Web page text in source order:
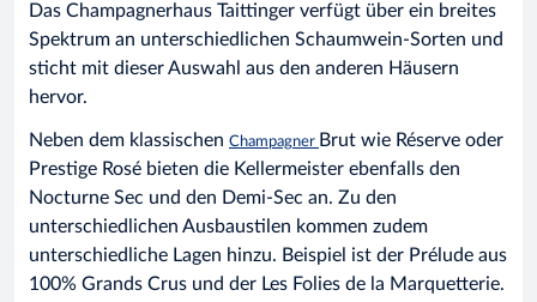
Das Champagnerhaus Taittinger verfügt über ein breites
Spektrum an unterschiedlichen Schaumwein-Sorten und
sticht mit dieser Auswahl aus den anderen Häusern
hervor.
Neben dem klassischen Champagner Brut wie Réserve oder
Prestige Rosé bieten die Kellermeister ebenfalls den
Nocturne Sec und den Demi-Sec an. Zu den
unterschiedlichen Ausbaustilen kommen zudem
unterschiedliche Lagen hinzu. Beispiel ist der Prélude aus
100% Grands Crus und der Les Folies de la Marquetterie.